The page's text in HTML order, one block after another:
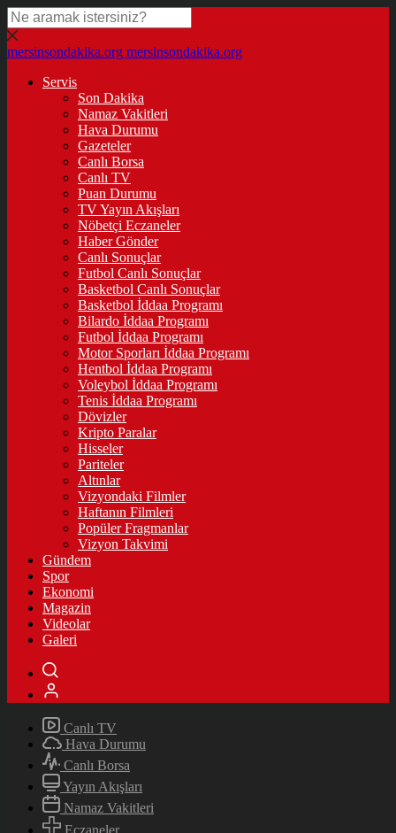
mersinsondakika.org mersinsondakika.org
Servis
Son Dakika
Namaz Vakitleri
Hava Durumu
Gazeteler
Canlı Borsa
Canlı TV
Puan Durumu
TV Yayın Akışları
Nöbetçi Eczaneler
Haber Gönder
Canlı Sonuçlar
Futbol Canlı Sonuçlar
Basketbol Canlı Sonuçlar
Basketbol İddaa Programı
Bilardo İddaa Programı
Futbol İddaa Programı
Motor Sporları İddaa Programı
Hentbol İddaa Programı
Voleybol İddaa Programı
Tenis İddaa Programı
Dövizler
Kripto Paralar
Hisseler
Pariteler
Altınlar
Vizyondaki Filmler
Haftanın Filmleri
Popüler Fragmanlar
Vizyon Takvimi
Gündem
Spor
Ekonomi
Magazin
Videolar
Galeri
Canlı TV
Hava Durumu
Canlı Borsa
Yayın Akışları
Namaz Vakitleri
Eczaneler